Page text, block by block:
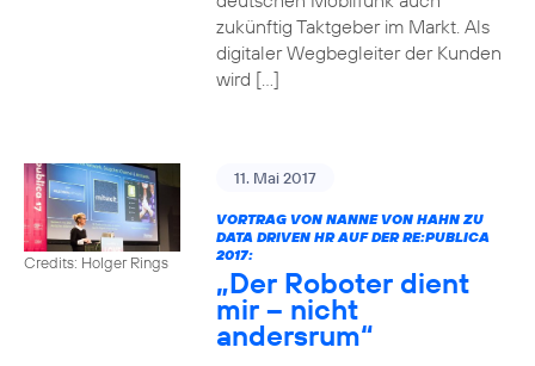
zukünftig Taktgeber im Markt. Als
digitaler Wegbegleiter der Kunden
wird […]
Credits: Holger Rings
11. Mai 2017
VORTRAG VON NANNE VON HAHN ZU
DATA DRIVEN HR AUF DER RE:PUBLICA
2017:
„Der Roboter dient
mir – nicht
andersrum“